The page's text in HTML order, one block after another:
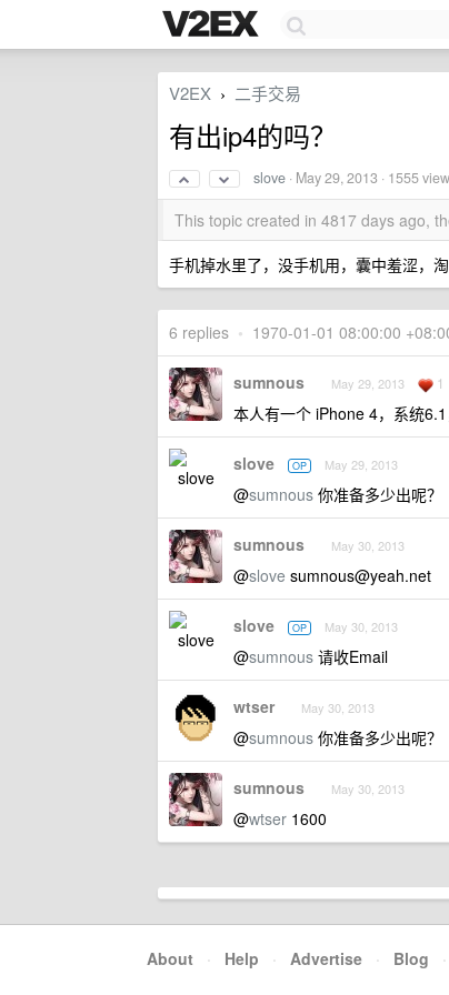
V2EX › 二手交易
有出ip4的吗？
slove · May 29, 2013 · 1555
This topic created in 4817 days ago,
手机掉水里了，没手机用，囊中羞涩，
6 replies • 1970-01-01 08:00:00
sumnous May 29, 2013 1
本人有一个 iPhone 4，系统
slove OP May 29, 2013
@sumnous 你准备多少出呢？
sumnous May 30, 2013
@slove sumnous@yeah.net
slove OP May 30, 2013
@sumnous 请收Email
wtser May 30, 2013
@sumnous 你准备多少出呢？
sumnous May 30, 2013
@wtser 1600
About · Help · Advertise · Blog ·